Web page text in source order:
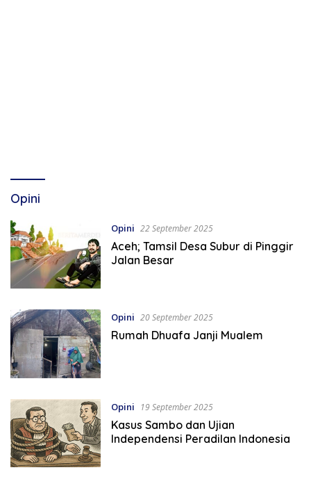
Opini
Opini 22 September 2025
Aceh; Tamsil Desa Subur di Pinggir
Jalan Besar
Opini 20 September 2025
Rumah Dhuafa Janji Mualem
Opini 19 September 2025
Kasus Sambo dan Ujian
Independensi Peradilan Indonesia